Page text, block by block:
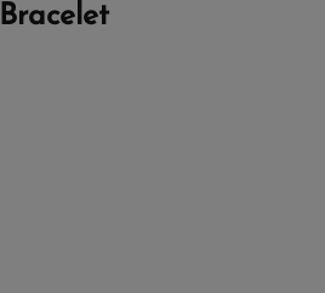
Bracelet